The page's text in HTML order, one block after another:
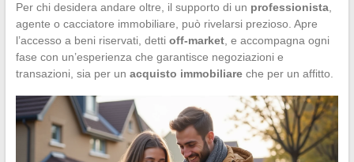
Per chi desidera andare oltre, il supporto di un professionista,
agente o cacciatore immobiliare, può rivelarsi prezioso. Apre
l’accesso a beni riservati, detti off-market, e accompagna ogni
fase con un’esperienza che garantisce negoziazioni e
transazioni, sia per un acquisto immobiliareche per un affitto.